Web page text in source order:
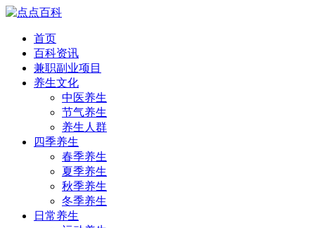
首页
百科资讯
兼职副业项目
养生文化
中医养生
节气养生
养生人群
四季养生
春季养生
夏季养生
秋季养生
冬季养生
日常养生